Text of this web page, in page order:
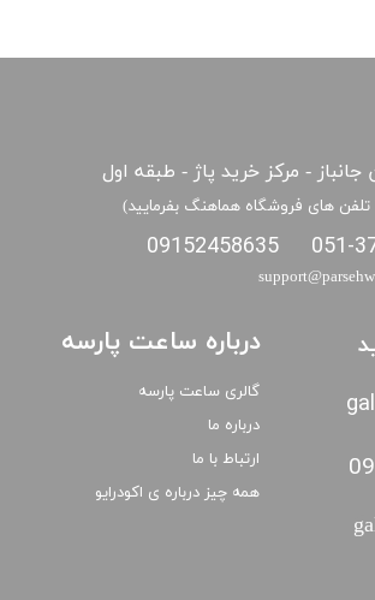
- مرکز خرید پاژ - طبقه اول
051-
های فروشگاه هماهنگ بفرمایید)
09152458635
درباره ساعت پارسه
گالری ساعت پارسه
درباره ما
ارتباط با ما
همه چیز درباره ی اکودرایو